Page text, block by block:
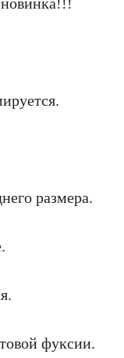
размера.
фуксии.